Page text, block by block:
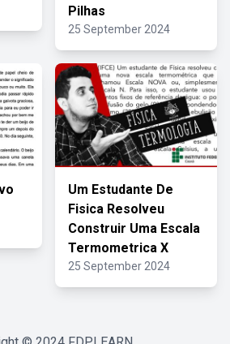
Pilhas
25 September 2024
Um Estudante De
Fisica Resolveu
Construir Uma Escala
Termometrica X
25 September 2024